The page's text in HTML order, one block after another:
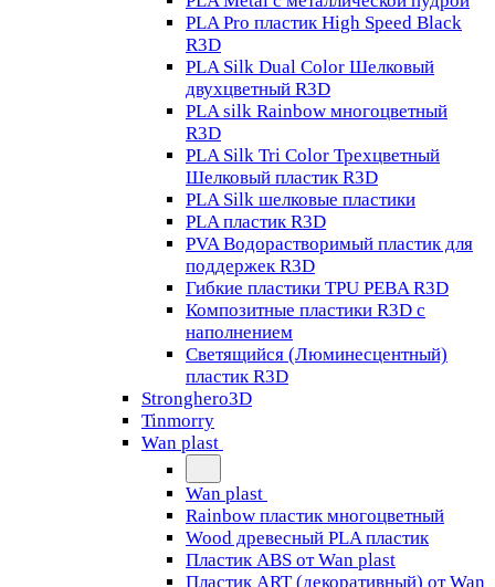
PLA Pro пластик High Speed Black
R3D
PLA Silk Dual Color Шелковый
двухцветный R3D
PLA silk Rainbow многоцветный
R3D
PLA Silk Tri Color Трехцветный
Шелковый пластик R3D
PLA Silk шелковые пластики
PLA пластик R3D
PVA Водорастворимый пластик для
поддержек R3D
Гибкие пластики TPU PEBA R3D
Композитные пластики R3D с
наполнением
Светящийся (Люминесцентный)
пластик R3D
Stronghero3D
Tinmorry
Wan plast
Wan plast
Rainbow пластик многоцветный
Wood древесный PLA пластик
Пластик ABS от Wan plast
Пластик ART (декоративный) от Wan